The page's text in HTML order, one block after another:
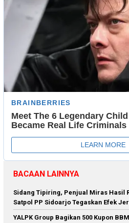
BACAAN LAINNYA
Sidang Tipiring, Penjual Miras Hasil
Satpol PP Sidoarjo Tegaskan Efek
YALPK Group Bagikan 500 Kupon